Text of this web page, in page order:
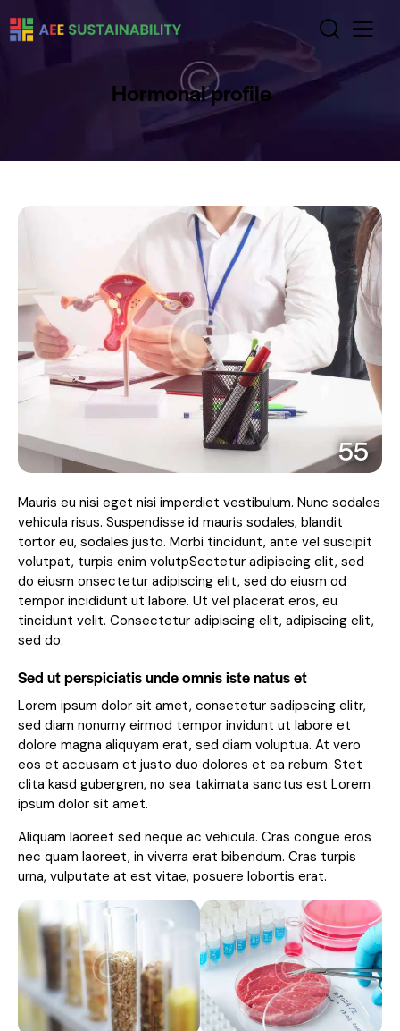
Hormonal profile
55
Mauris eu nisi eget nisi imperdiet vestibulum. Nunc sodales
vehicula risus. Suspendisse id mauris sodales, blandit
tortor eu, sodales justo. Morbi tincidunt, ante vel suscipit
volutpat, turpis enim volutpSectetur adipiscing elit, sed
do eiusm onsectetur adipiscing elit, sed do eiusm od
tempor incididunt ut labore. Ut vel placerat eros, eu
tincidunt velit. Consectetur adipiscing elit, adipiscing elit,
sed do.
Sed ut perspiciatis unde omnis iste natus et
Lorem ipsum dolor sit amet, consetetur sadipscing elitr,
sed diam nonumy eirmod tempor invidunt ut labore et
dolore magna aliquyam erat, sed diam voluptua. At vero
eos et accusam et justo duo dolores et ea rebum. Stet
clita kasd gubergren, no sea takimata sanctus est Lorem
ipsum dolor sit amet.
Aliquam laoreet sed neque ac vehicula. Cras congue eros
nec quam laoreet, in viverra erat bibendum. Cras turpis
urna, vulputate at est vitae, posuere lobortis erat.